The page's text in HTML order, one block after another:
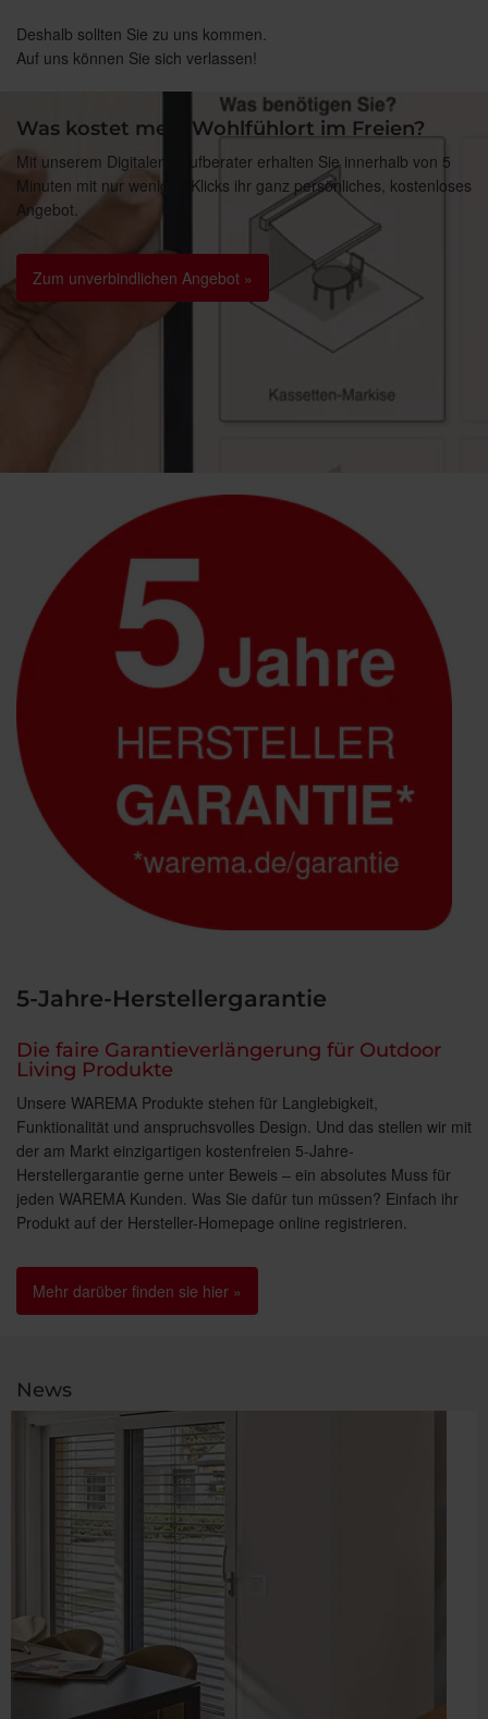
Deshalb sollten Sie zu uns kommen.
Auf uns können Sie sich verlassen!
Was kostet mein Wohlfühlort im Freien?
Mit unserem Digitalen Kaufberater erhalten Sie innerhalb von 5
Minuten mit nur wenigen Klicks ihr ganz persönliches, kostenloses
Angebot.
Zum unverbindlichen Angebot »
5-Jahre-Herstellergarantie
Die faire Garantieverlängerung für Outdoor
Living Produkte
Unsere WAREMA Produkte stehen für Langlebigkeit,
Funktionalität und anspruchsvolles Design. Und das stellen wir mit
der am Markt einzigartigen kostenfreien 5-Jahre-
Herstellergarantie gerne unter Beweis – ein absolutes Muss für
jeden WAREMA Kunden. Was Sie dafür tun müssen? Einfach ihr
Produkt auf der Hersteller-Homepage online registrieren.
Mehr darüber finden sie hier »
News